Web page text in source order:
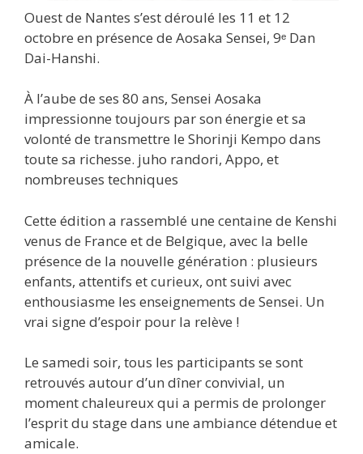
Ouest de Nantes s’est déroulé les 11 et 12
octobre en présence de Aosaka Sensei, 9ᵉ Dan
Dai-Hanshi.
À l’aube de ses 80 ans, Sensei Aosaka
impressionne toujours par son énergie et sa
volonté de transmettre le Shorinji Kempo dans
toute sa richesse. juho randori, Appo, et
nombreuses techniques
Cette édition a rassemblé une centaine de Kenshi
venus de France et de Belgique, avec la belle
présence de la nouvelle génération : plusieurs
enfants, attentifs et curieux, ont suivi avec
enthousiasme les enseignements de Sensei. Un
vrai signe d’espoir pour la relève !
Le samedi soir, tous les participants se sont
retrouvés autour d’un dîner convivial, un
moment chaleureux qui a permis de prolonger
l’esprit du stage dans une ambiance détendue et
amicale.